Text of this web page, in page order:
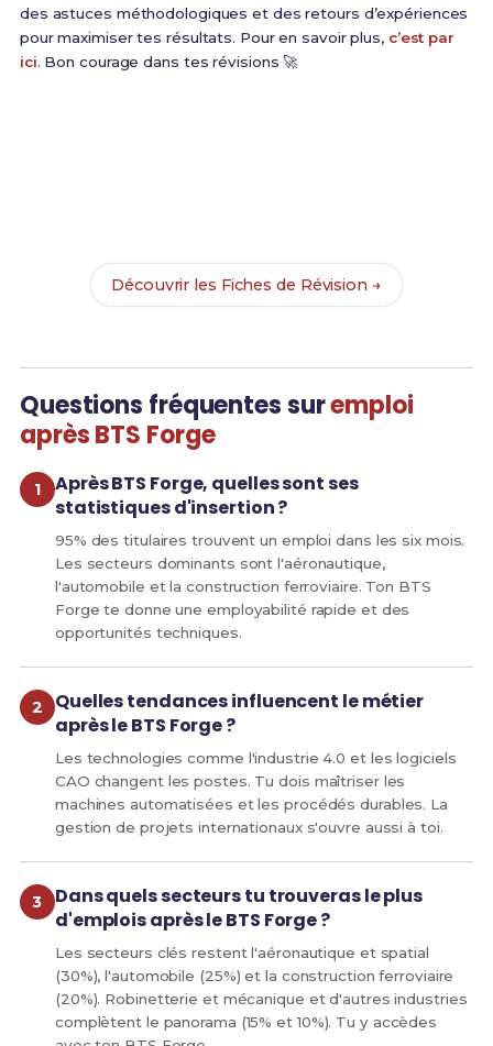
des astuces méthodologiques et des retours d’expériences
pour maximiser tes résultats. Pour en savoir plus, c’est par
ici. Bon courage dans tes révisions 🚀
Découvrir les Fiches de Révision →
Questions fréquentes suremploi
après BTS Forge
Après BTS Forge, quelles sont ses
statistiques d'insertion ?
95% des titulaires trouvent un emploi dans les six mois.
Les secteurs dominants sont l'aéronautique,
l'automobile et la construction ferroviaire. Ton BTS
Forge te donne une employabilité rapide et des
opportunités techniques.
Quelles tendances influencent le métier
après le BTS Forge ?
Les technologies comme l'industrie 4.0 et les logiciels
CAO changent les postes. Tu dois maîtriser les
machines automatisées et les procédés durables. La
gestion de projets internationaux s'ouvre aussi à toi.
Dans quels secteurs tu trouveras le plus
d'emplois après le BTS Forge ?
Les secteurs clés restent l'aéronautique et spatial
(30%), l'automobile (25%) et la construction ferroviaire
(20%). Robinetterie et mécanique et d'autres industries
complètent le panorama (15% et 10%). Tu y accèdes